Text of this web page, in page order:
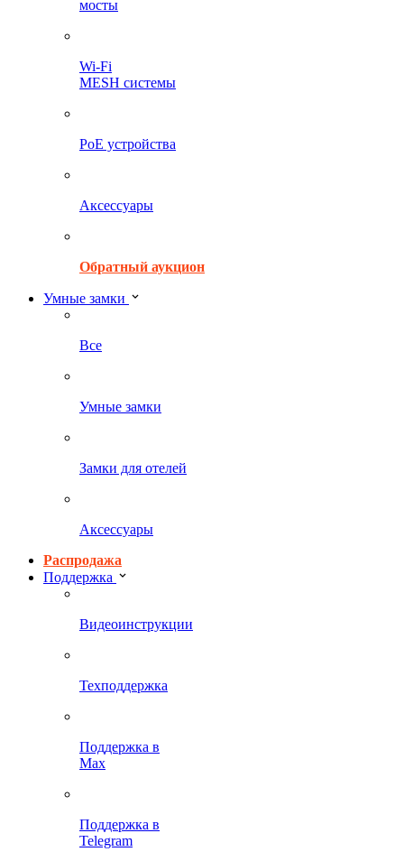
мосты
Wi-Fi
MESH системы
PoE устройства
Аксессуары
Обратный аукцион
Умные замки
Все
Умные замки
Замки для отелей
Аксессуары
Распродажа
Поддержка
Видеоинструкции
Техподдержка
Поддержка в
Max
Поддержка в
Telegram